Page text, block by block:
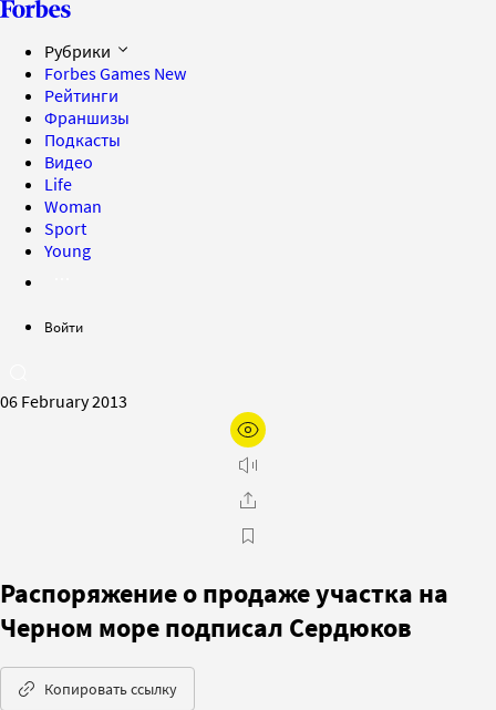
Рубрики
Forbes Games New
Рейтинги
Франшизы
Подкасты
Видео
Life
Woman
Sport
Young
Войти
06 February 2013
Распоряжение о продаже участка на
Черном море подписал Сердюков
Копировать ссылку